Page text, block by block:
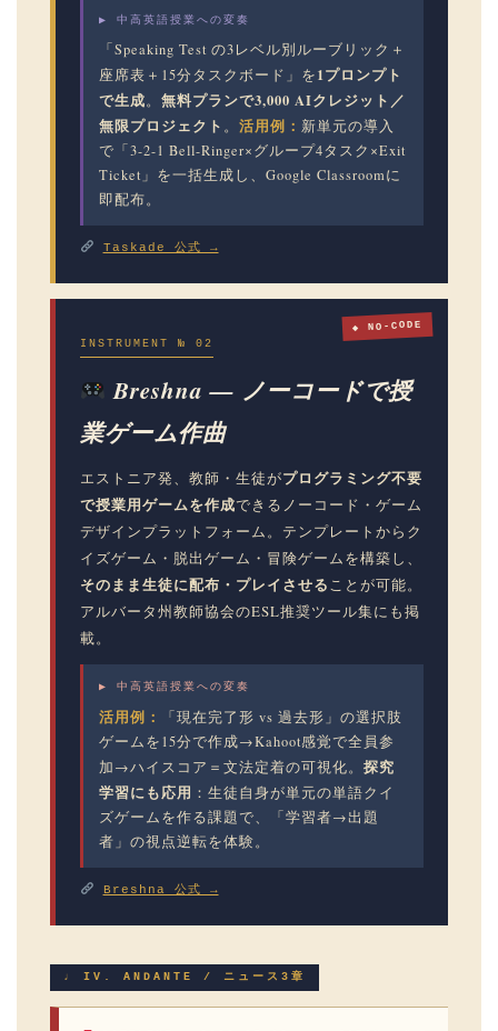
▶ 中高英語授業への変奏
「Speaking Test の3レベル別ルーブリック＋
座席表＋15分タスクボード」を1プロンプト
で生成。 無料プランで3,000 AIクレジット／
無限プロジェクト 。 活用例： 新単元の導入
で「3-2-1 Bell-Ringer×グループ4タスク×Exit
Ticket」を一括生成し、Google Classroomに
即配布。
Taskade 公式 →
◆ NO-CODE
INSTRUMENT № 02
Breshna — ノーコードで授
業ゲーム作曲
エストニア発、教師・生徒がプログラミング不要
で授業用ゲームを作成できるノーコード・ゲーム
デザインプラットフォーム。テンプレートからク
イズゲーム・脱出ゲーム・冒険ゲームを構築し、
そのまま生徒に配布・プレイさせることが可能。
アルバータ州教師協会のESL推奨ツール集にも掲
載。
▶ 中高英語授業への変奏
活用例：
「現在完了形 vs 過去形」の選択肢
ゲームを15分で作成→Kahoot感覚で全員参
加→ハイスコア＝文法定着の可視化。 探究
学習にも応用 ：生徒自身が単元の単語クイ
ズゲームを作る課題で、「学習者→出題
者」の視点逆転を体験。
Breshna 公式 →
♩ IV. ANDANTE / ニュース3章